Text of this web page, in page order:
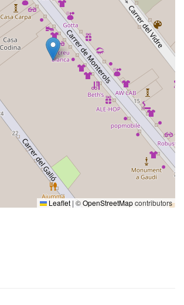
Leaflet | ©OpenStreetMapcontributors